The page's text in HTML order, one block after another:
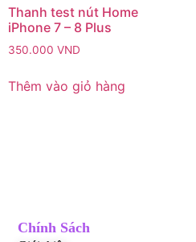
Thanh test nút Home
iPhone 7 – 8 Plus
350.000 VND
Thêm vào giỏ hàng
Chính Sách